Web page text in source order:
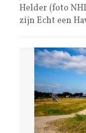
Helder (foto
zijn Echt een